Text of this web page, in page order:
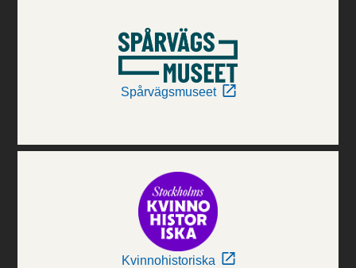
Spårvägsmuseet
Kvinnohistoriska